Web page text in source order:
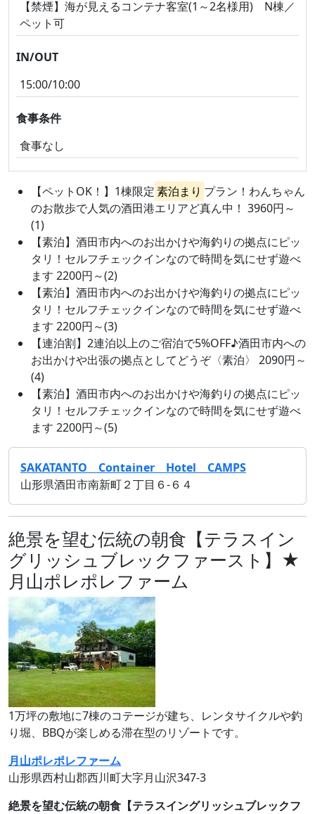
【禁煙】海が見えるコンテナ客室(1～2名様用) N棟／
ペット可
IN/OUT
15:00/10:00
食事条件
食事なし
【ペットOK！】1棟限定素泊まり プラン！わんちゃん
のお散歩で人気の酒田港エリアど真ん中！ 3960円～
(1)
【素泊】酒田市内へのお出かけや海釣りの拠点にピッ
タリ！セルフチェックインなので時間を気にせず遊べ
ます 2200円～(2)
【素泊】酒田市内へのお出かけや海釣りの拠点にピッ
タリ！セルフチェックインなので時間を気にせず遊べ
ます 2200円～(3)
【連泊割】2連泊以上のご宿泊で5%OFF♪酒田市内への
お出かけや出張の拠点としてどうぞ〈素泊〉 2090円～
(4)
【素泊】酒田市内へのお出かけや海釣りの拠点にピッ
タリ！セルフチェックインなので時間を気にせず遊べ
ます 2200円～(5)
SAKATANTO Container Hotel CAMPS
山形県酒田市南新町２丁目６‐６４
絶景を望む伝統の朝食【テラスイン
グリッシュブレックファースト】★
月山ポレポレファーム
1万坪の敷地に7棟のコテージが建ち、レンタサイクルや釣
り堀、BBQが楽しめる滞在型のリゾートです。
月山ポレポレファーム
山形県西村山郡西川町大字月山沢347-3
絶景を望む伝統の朝食【テラスイングリッシュブレックフ